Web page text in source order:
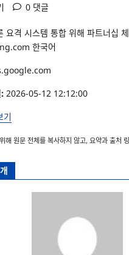
0 댓글
요격 시스템 통합 위해 파트너십 체
한국어
2026-05-12 12:12:00
기
해 원문 전체를 복사하지 않고, 요약과 출처